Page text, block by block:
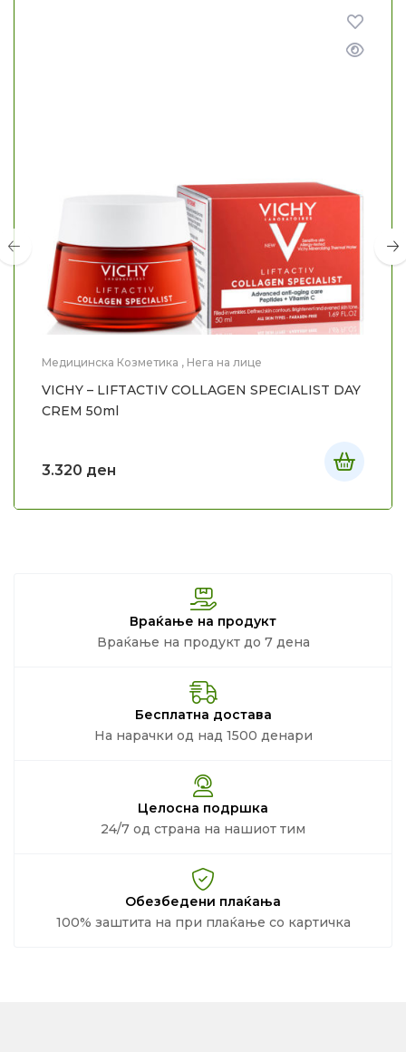
Медицинска Козметика , Нега на лице
VICHY – LIFTACTIV COLLAGEN SPECIALIST DAY
CREM 50ml
3.320 ден
Враќање на продукт
Враќање на продукт до 7 дена
Бесплатна достава
На нарачки од над 1500 денари
Целосна подршка
24/7 од страна на нашиот тим
Обезбедени плаќања
100% заштита на при плаќање со картичка